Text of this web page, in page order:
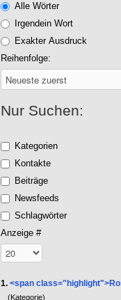
Alle Wörter
Irgendein Wort
Exakter Ausdruck
Reihenfolge:
Nur Suchen:
Kategorien
Kontakte
Beiträge
Newsfeeds
Schlagwörter
Anzeige #
1.<span
(Kategorie)